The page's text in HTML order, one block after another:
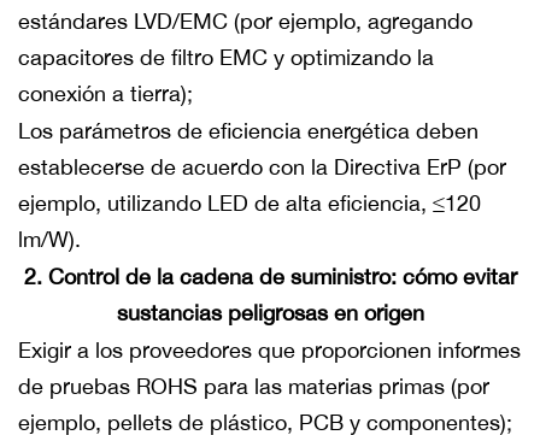
estándares LVD/EMC (por ejemplo, agregando
capacitores de filtro EMC y optimizando la
conexión a tierra);
Los parámetros de eficiencia energética deben
establecerse de acuerdo con la Directiva ErP (por
ejemplo, utilizando LED de alta eficiencia, ≤120
lm/W).
2. Control de la cadena de suministro: cómo evitar
sustancias peligrosas en origen
Exigir a los proveedores que proporcionen informes
de pruebas ROHS para las materias primas (por
ejemplo, pellets de plástico, PCB y componentes);